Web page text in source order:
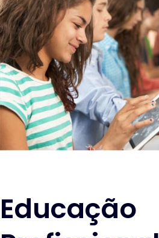
Educação